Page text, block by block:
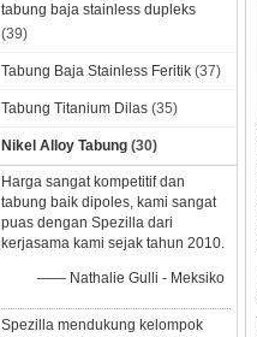
tabung baja stainless dupleks
(39)
Tabung Baja Stainless Feritik (37)
Tabung Titanium Dilas (35)
Nikel Alloy Tabung (30)
Harga sangat kompetitif dan
tabung baik dipoles, kami sangat
puas dengan Spezilla dari
kerjasama kami sejak tahun 2010.
—— Nathalie Gulli - Meksiko
Spezilla mendukung kelompok